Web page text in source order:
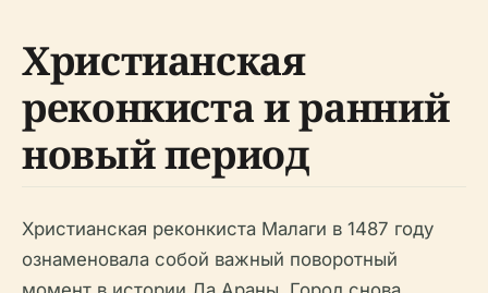
Христианская
реконкиста и ранний
новый период
Христианская реконкиста Малаги в 1487 году
ознаменовала собой важный поворотный